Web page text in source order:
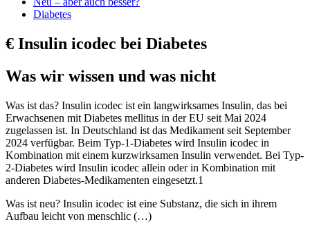
Diabetes
€ Insulin icodec bei Diabetes
Was wir wissen und was nicht
Was ist das? Insulin icodec ist ein langwirksames Insulin, das bei
Erwachsenen mit Diabetes mellitus in der EU seit Mai 2024
zugelassen ist. In Deutschland ist das Medikament seit September
2024 verfügbar. Beim Typ-1-Diabetes wird Insulin icodec in
Kombination mit einem kurzwirksamen Insulin verwendet. Bei Typ-
2-Diabetes wird Insulin icodec allein oder in Kombination mit
anderen Diabetes-Medikamenten eingesetzt.1
Was ist neu? Insulin icodec ist eine Substanz, die sich in ihrem
Aufbau leicht von menschlic (…)